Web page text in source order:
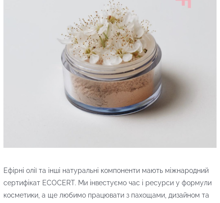
Ефірні олії та інші натуральні компоненти мають міжнародний
сертифікат ECOCERT. Ми інвестуємо час і ресурси у формули
косметики, а ще любимо працювати з пахощами, дизайном та